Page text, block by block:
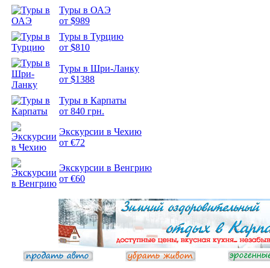
Туры в ОАЭ
от $989
Туры в Турцию
от $810
Туры в Шри-Ланку
от $1388
Туры в Карпаты
от 840 грн.
Экскурсии в Чехию
от €72
Экскурсии в Венгрию
от €60